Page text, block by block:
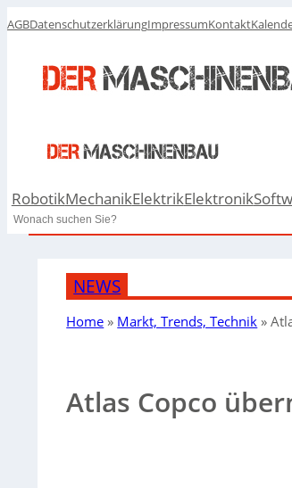
AGBDatenschutzerklärungImpressumKontakt
RobotikMechanikElektrikElektronik
Search
NEWS
Home » Markt, Trends, Technik »
Atlas Copco